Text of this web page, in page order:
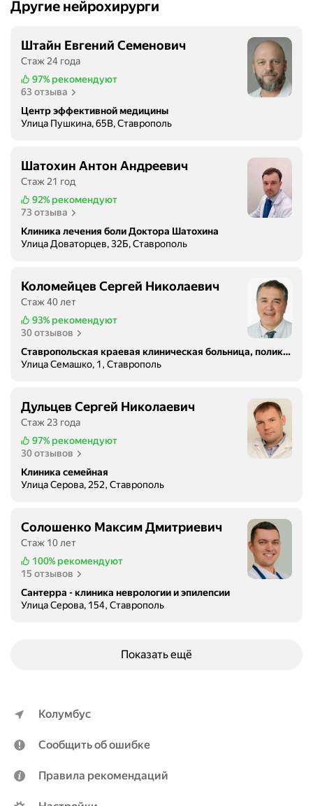
Другие нейрохирурги
Штайн Евгений Семенович
Стаж 24 года
97% рекомендуют
63 отзыва
Центр эффективной медицины
Улица Пушкина, 65В, Ставрополь
Шатохин Антон Андреевич
Стаж 21 год
92% рекомендуют
73 отзыва
Клиника лечения боли Доктора Шатохина
Улица Доваторцев, 32Б, Ставрополь
Коломейцев Сергей Николаевич
Стаж 40 лет
93% рекомендуют
30 отзывов
Ставропольская краевая клиническая больница, поликлиника
Улица Семашко, 1, Ставрополь
Дульцев Сергей Николаевич
Стаж 23 года
97% рекомендуют
30 отзывов
Клиника семейная
Улица Серова, 252, Ставрополь
Солошенко Максим Дмитриевич
Стаж 10 лет
100% рекомендуют
15 отзывов
Сантерра - клиника неврологии и эпилепсии
Улица Серова, 154, Ставрополь
Показать ещё
Колумбус
Сообщить об ошибке
Правила рекомендаций